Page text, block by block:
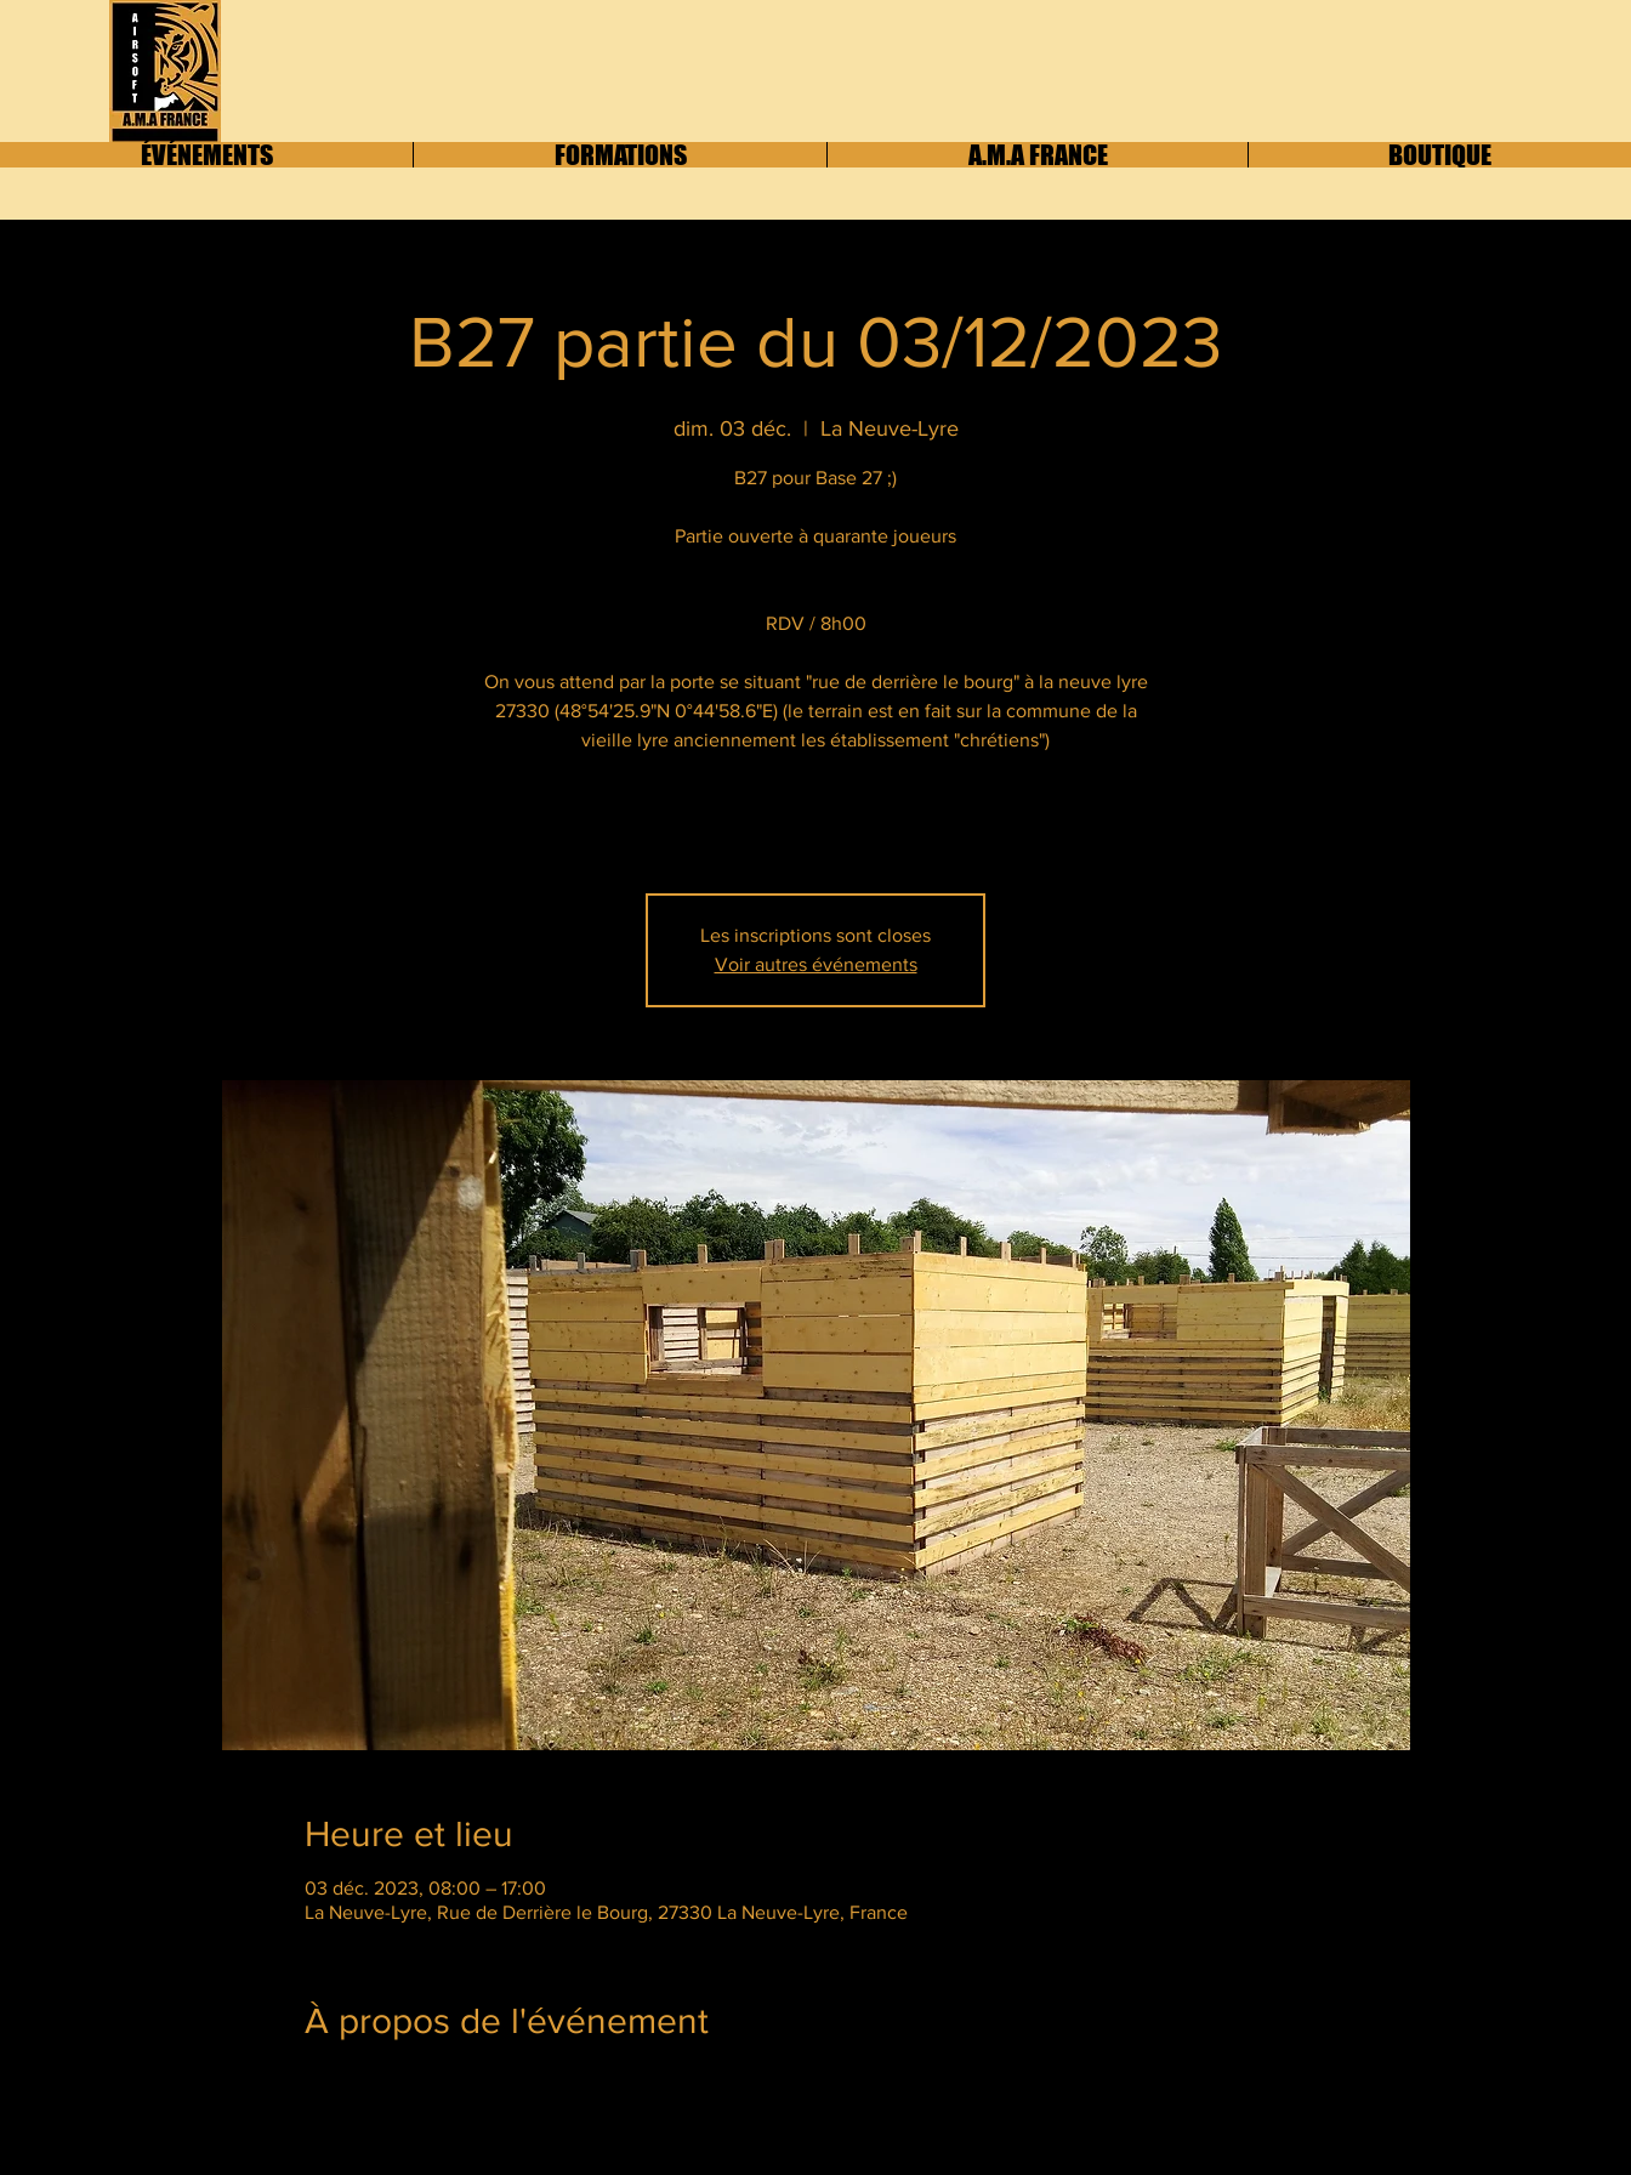
ÉVÉNEMENTS FORMATIONS A.M.A FRANCE BOUTIQUE
B27 partie du 03/12/2023
dim. 03 déc.
  |
La Neuve-Lyre
B27 pour Base 27 ;)
Partie ouverte à quarante joueurs
RDV / 8h00
On vous attend par la porte se situant "rue de derrière le bourg" à la neuve lyre
27330 (48°54'25.9"N 0°44'58.6"E) (le terrain est en fait sur la commune de la
vieille lyre anciennement les établissement "chrétiens")
Les inscriptions sont closes
Voir autres événements
Heure et lieu
03 déc. 2023, 08:00 – 17:00
La Neuve-Lyre, Rue de Derrière le Bourg, 27330 La Neuve-Lyre, France
À propos de l'événement